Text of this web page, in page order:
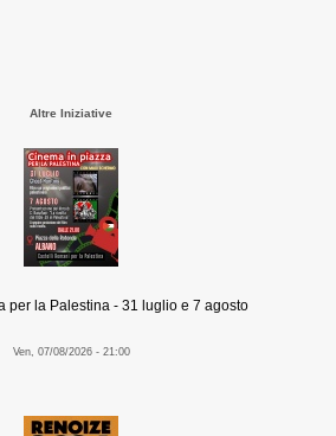
Altre Iniziative
per la Palestina - 31 luglio e 7 agosto
Ven, 07/08/2026 - 21:00